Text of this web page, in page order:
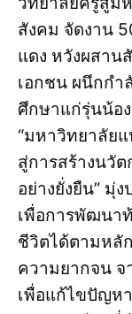
สังคม จัดงาน
แดง หวังผสาน
เอกชน ผนึกกำ
ศึกษาแก่รุ่นน้อ
“มหาวิทยาลัย
สู่การสร้างนวั
อย่างยั่งยืน” มุ่
เพื่อการพัฒนา
ชีวิตได้ตามหลั
ความยากจน จ
เพื่อแก้ไขปัญห